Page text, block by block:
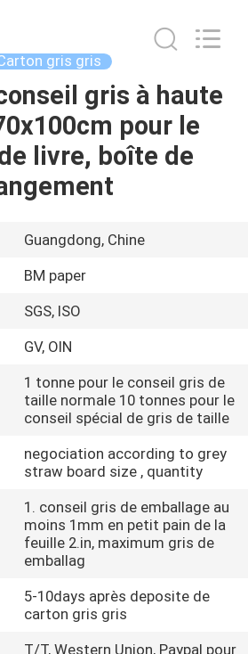
gris gris
gris à haute
pour le
livre, boîte de
Guangdong, Chine
BM paper
SGS, ISO
GV, OIN
1 tonne pour le conseil gris de
taille normale 10 tonnes pour le
conseil spécial de gris de taille
negociation according to grey
straw board size , quantity
1. conseil gris de emballage au
moins 1mm en petit pain de la
feuille 2.in, maximum gris de
emballag
5-10days après deposite de
carton gris gris
T/T, Western Union, Paypal pour